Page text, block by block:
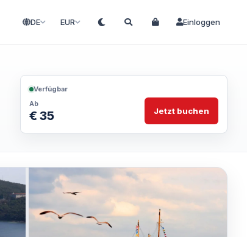
DE EUR Einloggen
Verfügbar
Ab
€ 35 Jetzt buchen